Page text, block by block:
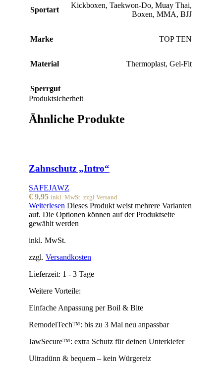
Sportart
Kickboxen, Taekwon-Do, Muay Thai,
Boxen, MMA, BJJ
Marke TOP TEN
Material Thermoplast, Gel-Fit
Sperrgut
Produktsicherheit
Ähnliche Produkte
Zahnschutz „Intro“
SAFEJAWZ
€ 9,95 inkl. MwSt. zzgl Versand
Weiterlesen Dieses Produkt weist mehrere Varianten
auf. Die Optionen können auf der Produktseite
gewählt werden
inkl. MwSt.
zzgl. Versandkosten
Lieferzeit: 1 - 3 Tage
Weitere Vorteile:
Einfache Anpassung per Boil & Bite
RemodelTech™: bis zu 3 Mal neu anpassbar
JawSecure™: extra Schutz für deinen Unterkiefer
Ultradünn & bequem – kein Würgereiz